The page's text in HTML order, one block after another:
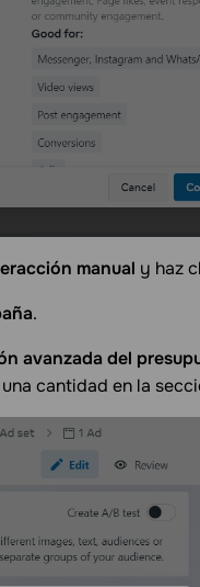
manual y haz
.
avanzada del
cantidad en la